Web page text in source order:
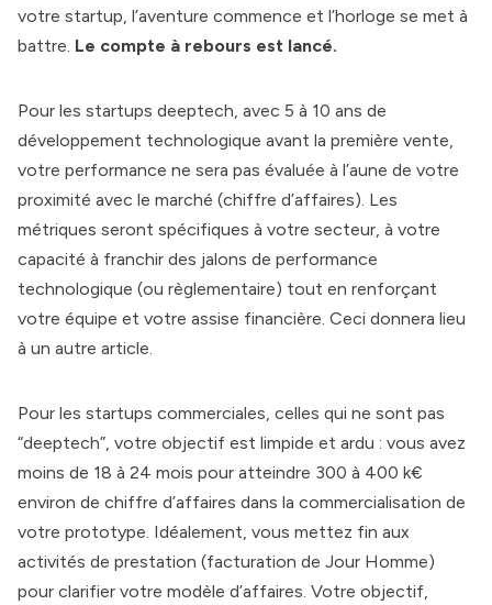
votre startup, l’aventure commence et l’horloge se met à
battre. Le compte à rebours est lancé.
Pour les startups deeptech, avec 5 à 10 ans de
développement technologique avant la première vente,
votre performance ne sera pas évaluée à l’aune de votre
proximité avec le marché (chiffre d’affaires). Les
métriques seront spécifiques à votre secteur, à votre
capacité à franchir des jalons de performance
technologique (ou règlementaire) tout en renforçant
votre équipe et votre assise financière. Ceci donnera lieu
à un autre article.
Pour les startups commerciales, celles qui ne sont pas
“deeptech”, votre objectif est limpide et ardu : vous avez
moins de 18 à 24 mois pour atteindre 300 à 400 k€
environ de chiffre d’affaires dans la commercialisation de
votre prototype. Idéalement, vous mettez fin aux
activités de prestation (facturation de Jour Homme)
pour clarifier votre modèle d’affaires. Votre objectif,